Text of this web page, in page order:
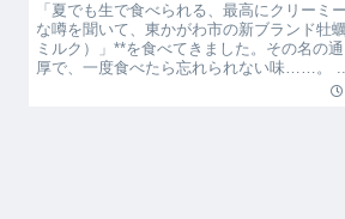
「夏でも生で食べられる、最高にクリーミ
な噂を聞いて、東かがわ市の新ブランド牡
ミルク）」**を食べてきました。その名の
厚で、一度食べたら忘れられない味……。